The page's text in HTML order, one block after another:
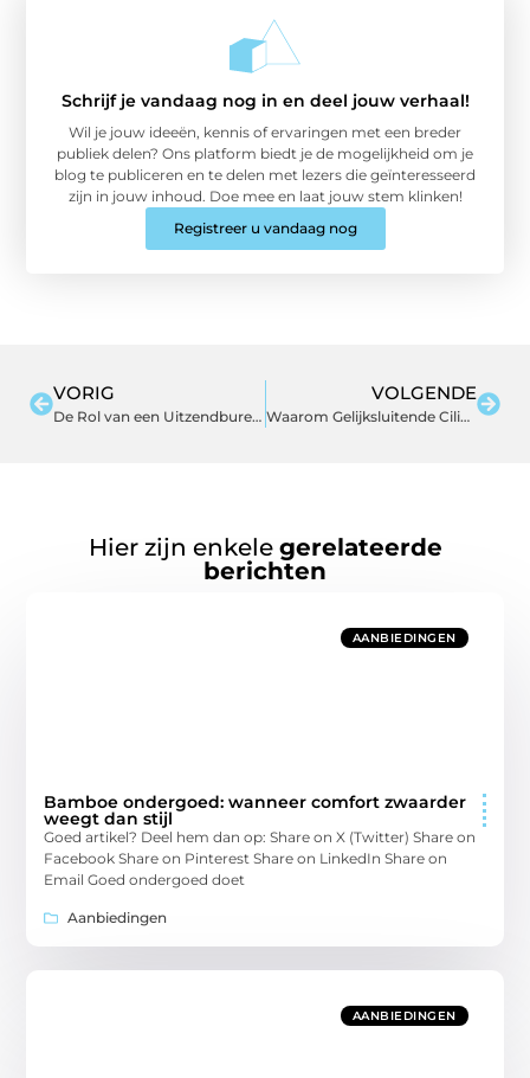
Schrijf je vandaag nog in en deel jouw verhaal!
Wil je jouw ideeën, kennis of ervaringen met een breder
publiek delen? Ons platform biedt je de mogelijkheid om je
blog te publiceren en te delen met lezers die geïnteresseerd
zijn in jouw inhoud. Doe mee en laat jouw stem klinken!
Registreer u vandaag nog
VORIG
De Rol van een Uitzendbureau in Apeldoorn bij het Vinden van Talent
VOLGENDE
Waarom Gelijksluitende Cilindersloten een Slimme Investering Zijn
Hier zijn enkele gerelateerde
berichten
AANBIEDINGEN
Bamboe ondergoed: wanneer comfort zwaarder
weegt dan stijl
Goed artikel? Deel hem dan op: Share on X (Twitter) Share on
Facebook Share on Pinterest Share on LinkedIn Share on
Email Goed ondergoed doet
Aanbiedingen
AANBIEDINGEN